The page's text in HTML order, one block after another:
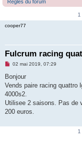
Règles du forum
1
cooper77
Fulcrum racing
M
s
a
g
n
o
u
02 mai 2019, 07:29
Bonjour
Vends paire racing quattro
4000s2.
Utilisee 2 saisons. Pas de
200 euros.
1